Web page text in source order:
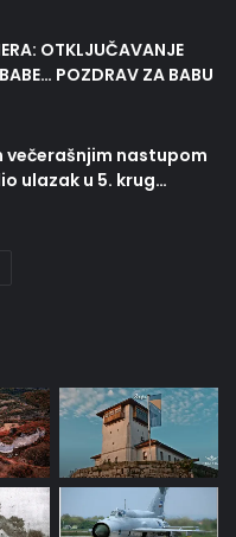
OTKLJUČAVANJE
POZDRAV ZA BABU
večerašnjim nastupom
ulazak u 5. krug…